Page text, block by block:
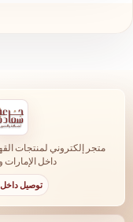
متجر إلكتروني لمنتجات
داخل
توصيل داخل